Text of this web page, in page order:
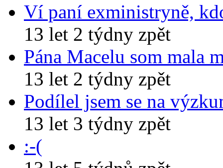
Ví paní exministryně,
13 let 2 týdny zpět
Pána Macelu som mala
13 let 2 týdny zpět
Podílel jsem se na
13 let 3 týdny zpět
:-(